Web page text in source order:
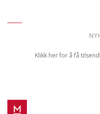
Klikk her for å få